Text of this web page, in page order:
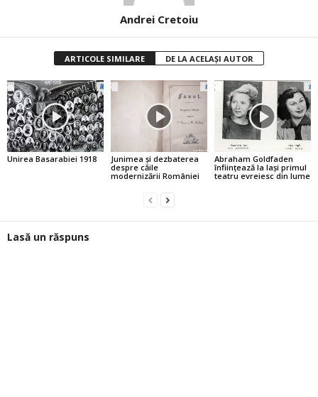
Andrei Cretoiu
ARTICOLE SIMILARE DE LA ACELAȘI AUTOR
Unirea Basarabiei 1918
Junimea şi dezbaterea
despre căile
modernizării României
Abraham Goldfaden
înfiinţează la Iaşi primul
teatru evreiesc din lume
Lasă un răspuns